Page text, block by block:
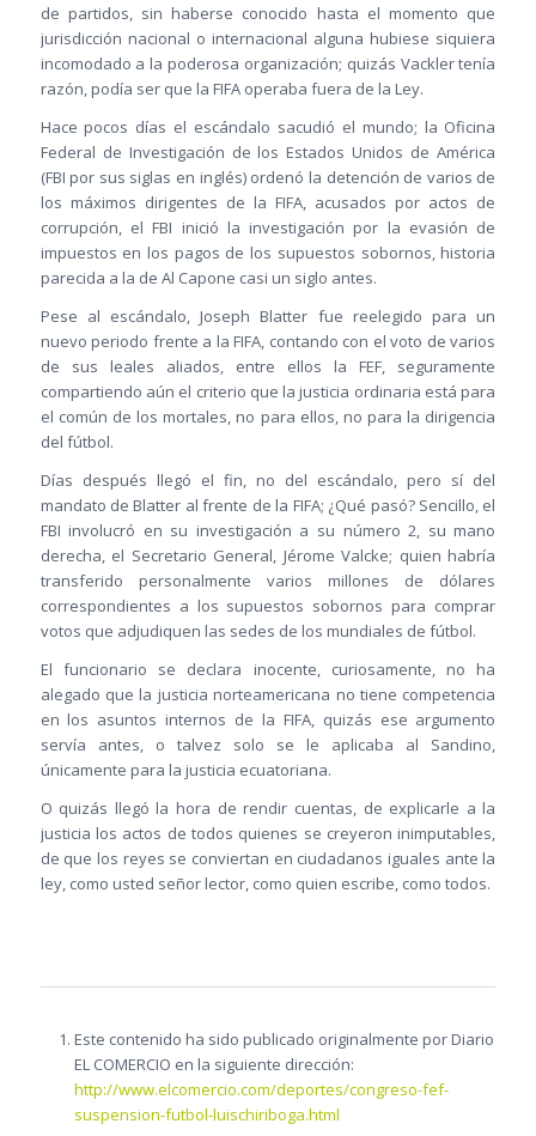
de partidos, sin haberse conocido hasta el momento que
jurisdicción nacional o internacional alguna hubiese siquiera
incomodado a la poderosa organización; quizás Vackler tenía
razón, podía ser que la FIFA operaba fuera de la Ley.
Hace pocos días el escándalo sacudió el mundo; la Oficina
Federal de Investigación de los Estados Unidos de América
(FBI por sus siglas en inglés) ordenó la detención de varios de
los máximos dirigentes de la FIFA, acusados por actos de
corrupción, el FBI inició la investigación por la evasión de
impuestos en los pagos de los supuestos sobornos, historia
parecida a la de Al Capone casi un siglo antes.
Pese al escándalo, Joseph Blatter fue reelegido para un
nuevo periodo frente a la FIFA, contando con el voto de varios
de sus leales aliados, entre ellos la FEF, seguramente
compartiendo aún el criterio que la justicia ordinaria está para
el común de los mortales, no para ellos, no para la dirigencia
del fútbol.
Días después llegó el fin, no del escándalo, pero sí del
mandato de Blatter al frente de la FIFA; ¿Qué pasó? Sencillo, el
FBI involucró en su investigación a su número 2, su mano
derecha, el Secretario General, Jérome Valcke; quien habría
transferido personalmente varios millones de dólares
correspondientes a los supuestos sobornos para comprar
votos que adjudiquen las sedes de los mundiales de fútbol.
El funcionario se declara inocente, curiosamente, no ha
alegado que la justicia norteamericana no tiene competencia
en los asuntos internos de la FIFA, quizás ese argumento
servía antes, o talvez solo se le aplicaba al Sandino,
únicamente para la justicia ecuatoriana.
O quizás llegó la hora de rendir cuentas, de explicarle a la
justicia los actos de todos quienes se creyeron inimputables,
de que los reyes se conviertan en ciudadanos iguales ante la
ley, como usted señor lector, como quien escribe, como todos.
Este contenido ha sido publicado originalmente por Diario
EL COMERCIO en la siguiente dirección:
http://www.elcomercio.com/deportes/congreso-fef-
suspension-futbol-luischiriboga.html